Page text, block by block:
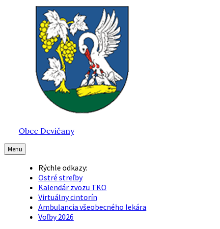
Obec Devičany
Menu
Rýchle odkazy:
Ostré streľby
Kalendár zvozu TKO
Virtuálny cintorín
Ambulancia všeobecného lekára
Voľby 2026